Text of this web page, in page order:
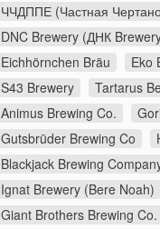
ЧЧДППЕ (Частная
DNC Brewery (ДНК
Eichhörnchen Bräu
Eko
S43 Brewery
Tartarus
Animus Brewing Co.
Gutsbrüder Brewing Co
Blackjack Brewing
Ignat Brewery (Bere Noah)
Giant Brothers Brewing Co.